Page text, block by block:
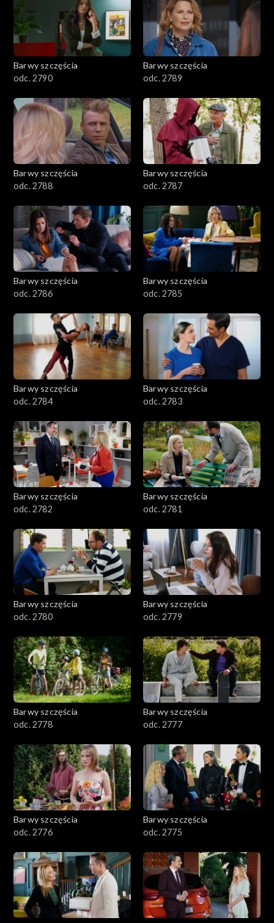
1401–1500
1301–1400
1101–1200
1001–1100
901–1000
801–900
782–800
Barwy szczęścia
odc. 2790
Barwy szczęścia
odc. 2789
Barwy szczęścia
odc. 2788
Barwy szczęścia
odc. 2787
Barwy szczęścia
odc. 2786
Barwy szczęścia
odc. 2785
Barwy szczęścia
odc. 2784
Barwy szczęścia
odc. 2783
Barwy szczęścia
odc. 2782
Barwy szczęścia
odc. 2781
Barwy szczęścia
odc. 2780
Barwy szczęścia
odc. 2779
Barwy szczęścia
odc. 2778
Barwy szczęścia
odc. 2777
Barwy szczęścia
odc. 2776
Barwy szczęścia
odc. 2775